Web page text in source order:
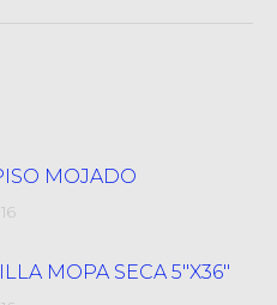
MOJADO
MOPA SECA 5″X36″